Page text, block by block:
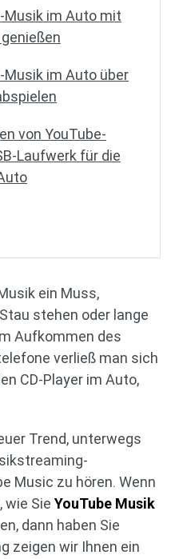
Musik im Auto mit
Musik im Auto über
von YouTube-
Laufwerk für die
ein Muss,
stehen oder lange
Aufkommen des
verließ man sich
CD-Player im Auto,
Trend, unterwegs
Music zu hören. Wenn
wie Sie YouTube Musik
dann haben Sie
zeigen wir Ihnen ein